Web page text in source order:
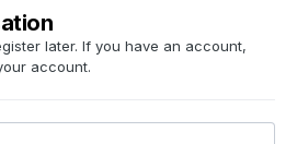
later. If you have an account,
account.